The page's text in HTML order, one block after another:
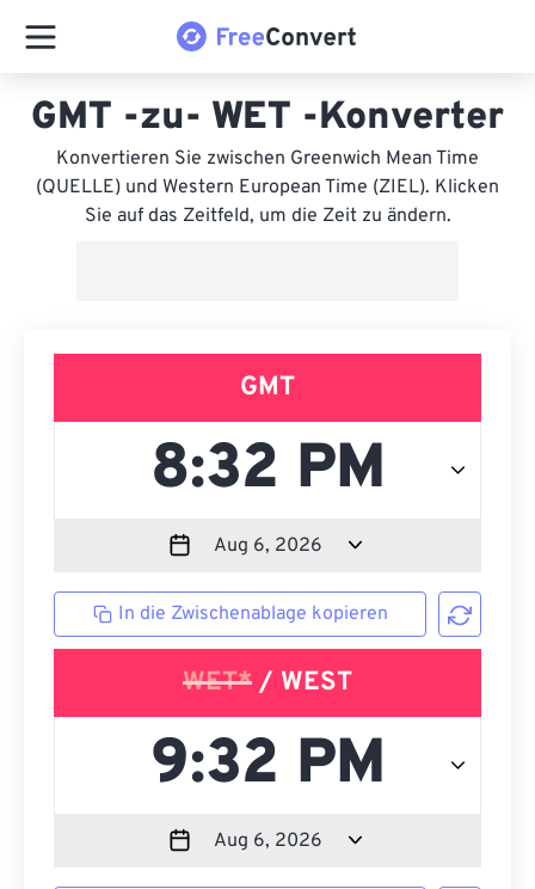
GMT -zu- WET -Konverter
Konvertieren Sie zwischen Greenwich Mean Time
(QUELLE) und Western European Time (ZIEL). Klicken
Sie auf das Zeitfeld, um die Zeit zu ändern.
GMT
In die Zwischenablage kopieren
WET* / WEST